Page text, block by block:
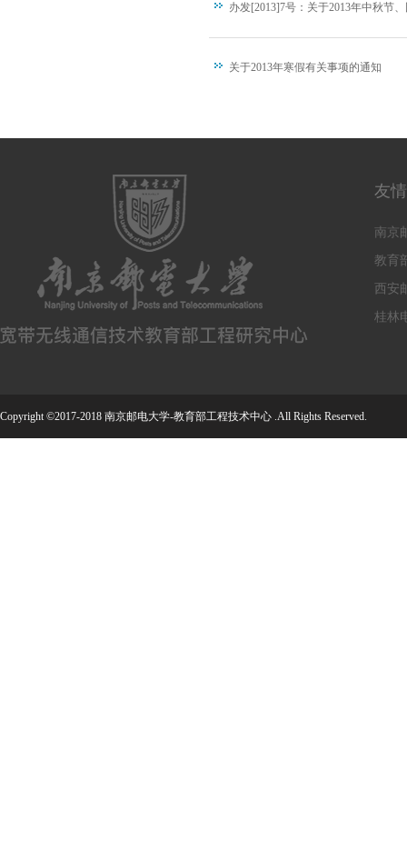
办发[2013]7号：关于2013年中秋节
关于2013年寒假有关事项的通知
友
南京
教育
西安
桂林
Copyright ©2017-2018 南京邮电大学-教育部工程技术中心 .All Rights Reserved.